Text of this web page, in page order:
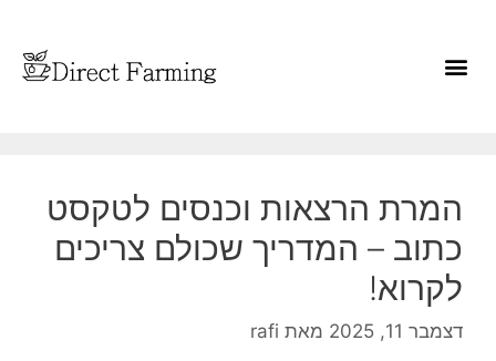
המרת הרצאות וכנסים לטקסט
כתוב – המדריך שכולם צריכים
לקרוא!
דצמבר 11, 2025 מאת rafi